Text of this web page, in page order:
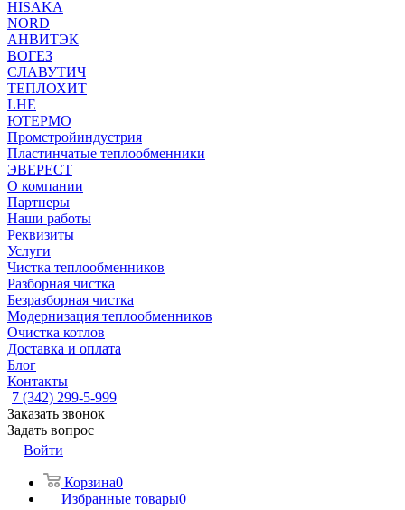
HISAKA
NORD
АНВИТЭК
ВОГЕЗ
СЛАВУТИЧ
ТЕПЛОХИТ
LHE
ЮТЕРМО
Промстройиндустрия
Пластинчатые теплообменники
ЭВЕРЕСТ
О компании
Партнеры
Наши работы
Реквизиты
Услуги
Чистка теплообменников
Разборная чистка
Безразборная чистка
Модернизация теплообменников
Очистка котлов
Доставка и оплата
Блог
Контакты
7 (342) 299-5-999
Заказать звонок
Задать вопрос
Войти
Корзина0
Избранные товары0